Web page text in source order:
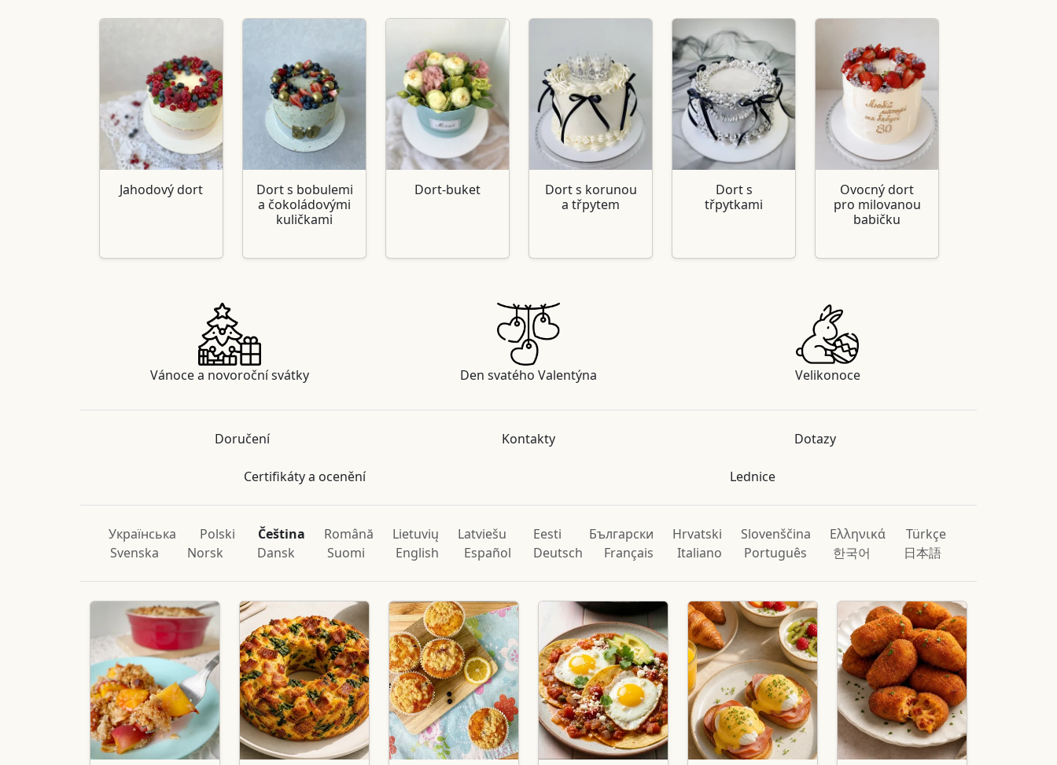
Jahodový dort
Dort s bobulemi
a čokoládovými
kuličkami
Dort-buket
Dort s korunou
a třpytem
Dort s
třpytkami
Ovocný dort
pro milovanou
babičku
Vánoce a novoroční svátky Den svatého Valentýna Velikonoce
Doručení Kontakty Dotazy
Certifikáty a ocenění Lednice
Українська Polski Čeština Română Lietuvių Latviešu Eesti Български Hrvatski Slovenščina Ελληνικά
Türkçe
Svenska
Norsk Dansk Suomi English Español Deutsch Français Italiano Português 한국어 日本語